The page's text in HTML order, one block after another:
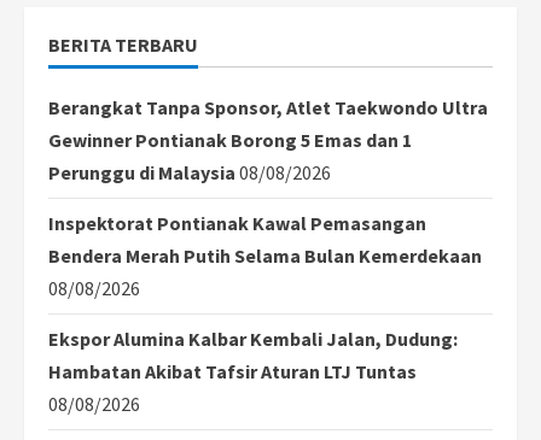
BERITA TERBARU
Berangkat Tanpa Sponsor, Atlet Taekwondo Ultra
Gewinner Pontianak Borong 5 Emas dan 1
Perunggu di Malaysia 08/08/2026
Inspektorat Pontianak Kawal Pemasangan
Bendera Merah Putih Selama Bulan Kemerdekaan
08/08/2026
Ekspor Alumina Kalbar Kembali Jalan, Dudung:
Hambatan Akibat Tafsir Aturan LTJ Tuntas
08/08/2026